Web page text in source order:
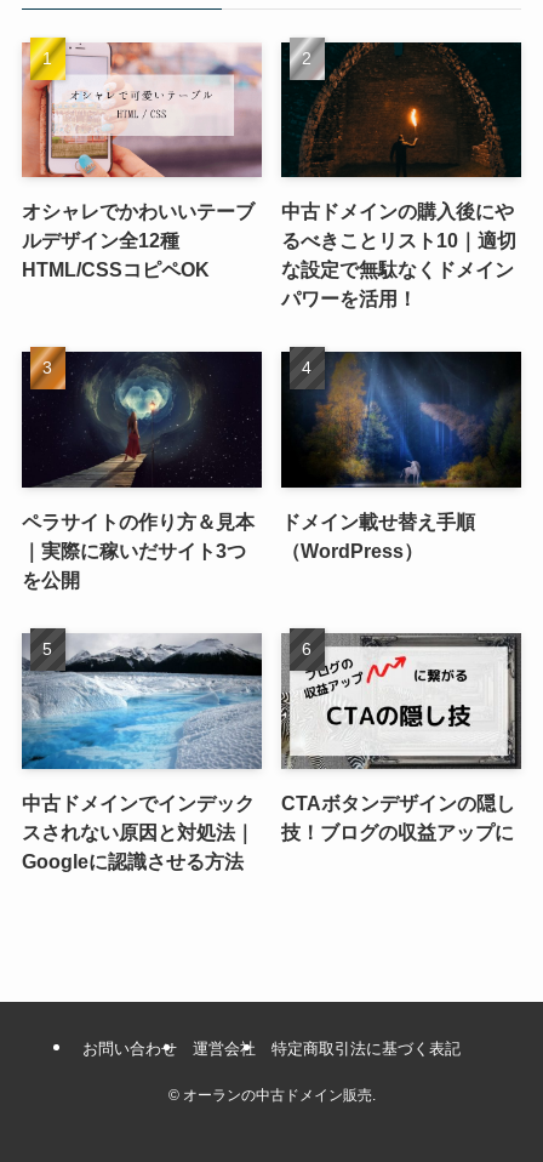
オシャレでかわいいテーブ
ルデザイン全12種
HTML/CSSコピペOK
中古ドメインの購入後にや
るべきことリスト10｜適切
な設定で無駄なくドメイン
パワーを活用！
ペラサイトの作り方＆見本
｜実際に稼いだサイト3つ
を公開
ドメイン載せ替え手順
（WordPress）
中古ドメインでインデック
スされない原因と対処法｜
Googleに認識させる方法
CTAボタンデザインの隠し
技！ブログの収益アップに
お問い合わせ 運営会社 特定商取引法に基づく表記
©オーランの中古ドメイン販売.